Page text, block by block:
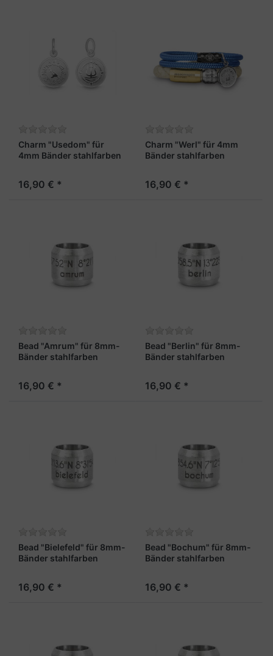
Charm "Usedom" für
4mm Bänder stahlfarben
16,90 € *
Charm "Werl" für 4mm
Bänder stahlfarben
16,90 € *
Bead "Amrum" für 8mm-
Bänder stahlfarben
16,90 € *
Bead "Berlin" für 8mm-
Bänder stahlfarben
16,90 € *
Bead "Bielefeld" für 8mm-
Bänder stahlfarben
16,90 € *
Bead "Bochum" für 8mm-
Bänder stahlfarben
16,90 € *